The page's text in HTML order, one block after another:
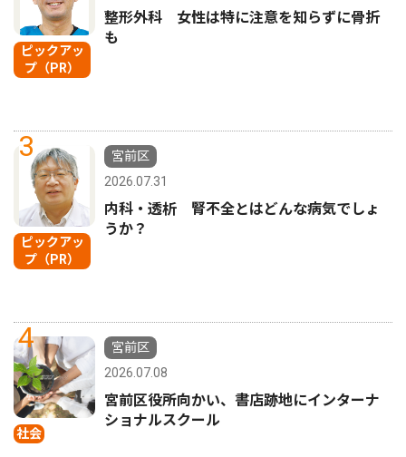
ピックアッ
プ（PR）
整形外科 女性は特に注意を知らずに骨折
も
3
ピックアッ
プ（PR）
宮前区
2026.07.31
内科・透析 腎不全とはどんな病気でしょ
うか？
4
社会
宮前区
2026.07.08
宮前区役所向かい、書店跡地にインターナ
ショナルスクール